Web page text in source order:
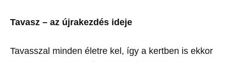
Tavasz – az újrakezdés ideje
Tavasszal minden életre kel, így a kertben is ekkor